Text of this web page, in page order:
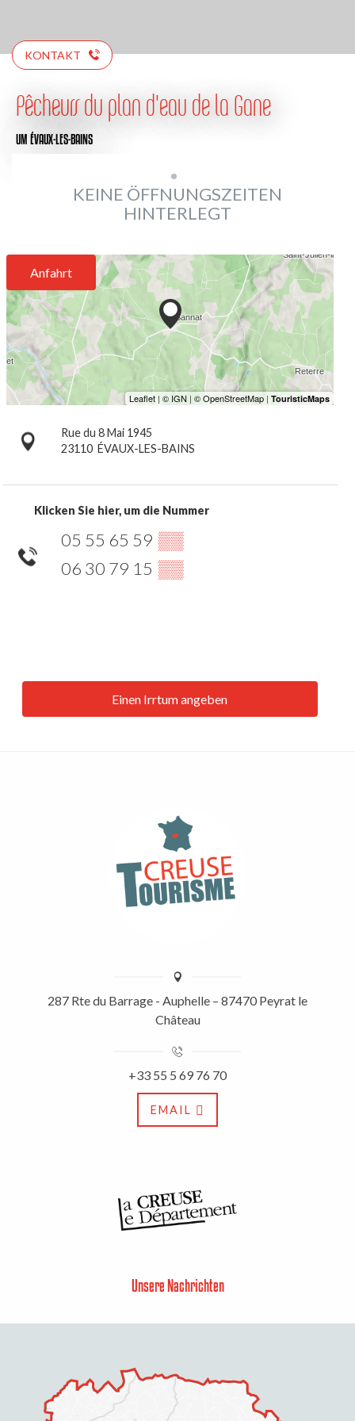
KONTAKT
Pêcheurs du plan d'eau de la Gane
UM ÉVAUX-LES-BAINS
KEINE ÖFFNUNGSZEITEN
HINTERLEGT
Anfahrt
Rue du 8 Mai 1945
23110 ÉVAUX-LES-BAINS
Klicken Sie hier, um die Nummer
05 55 65 59 ▒▒
06 30 79 15 ▒▒
Einen Irrtum angeben
287 Rte du Barrage - Auphelle – 87470 Peyrat le
Château
+33 55 5 69 76 70
EMAIL
Unsere Nachrichten